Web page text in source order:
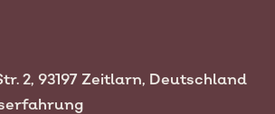
2, 93197 Zeitlarn, Deutschland